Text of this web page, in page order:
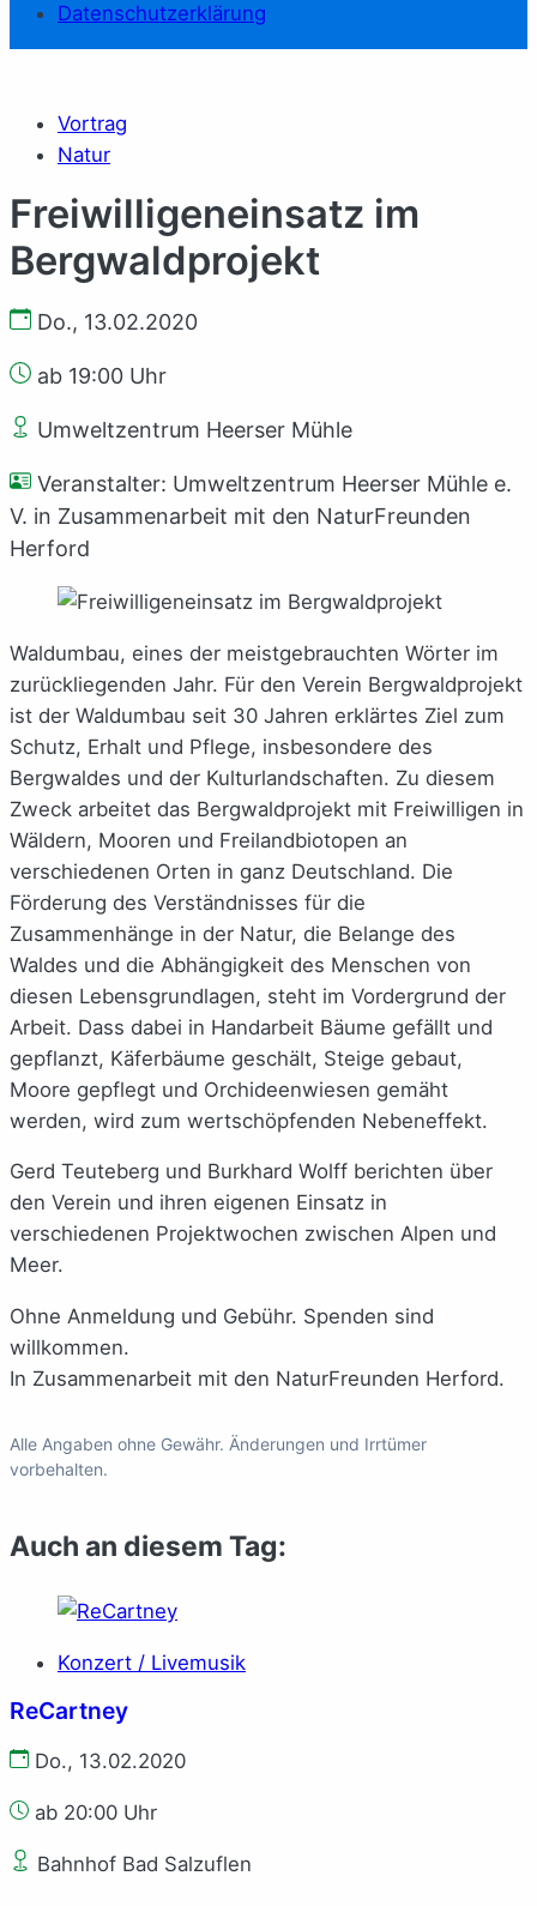
Datenschutzerklärung
Vortrag
Natur
Freiwilligeneinsatz im
Bergwaldprojekt
Do., 13.02.2020
ab 19:00 Uhr
Umweltzentrum Heerser Mühle
Veranstalter: Umweltzentrum Heerser Mühle e.
V. in Zusammenarbeit mit den NaturFreunden
Herford
Waldumbau, eines der meistgebrauchten Wörter im
zurückliegenden Jahr. Für den Verein Bergwaldprojekt
ist der Waldumbau seit 30 Jahren erklärtes Ziel zum
Schutz, Erhalt und Pflege, insbesondere des
Bergwaldes und der Kulturlandschaften. Zu diesem
Zweck arbeitet das Bergwaldprojekt mit Freiwilligen in
Wäldern, Mooren und Freilandbiotopen an
verschiedenen Orten in ganz Deutschland. Die
Förderung des Verständnisses für die
Zusammenhänge in der Natur, die Belange des
Waldes und die Abhängigkeit des Menschen von
diesen Lebensgrundlagen, steht im Vordergrund der
Arbeit. Dass dabei in Handarbeit Bäume gefällt und
gepflanzt, Käferbäume geschält, Steige gebaut,
Moore gepflegt und Orchideenwiesen gemäht
werden, wird zum wertschöpfenden Nebeneffekt.
Gerd Teuteberg und Burkhard Wolff berichten über
den Verein und ihren eigenen Einsatz in
verschiedenen Projektwochen zwischen Alpen und
Meer.
Ohne Anmeldung und Gebühr. Spenden sind
willkommen.
In Zusammenarbeit mit den NaturFreunden Herford.
Alle Angaben ohne Gewähr. Änderungen und Irrtümer
vorbehalten.
Auch an diesem Tag:
Konzert / Livemusik
ReCartney
Do., 13.02.2020
ab 20:00 Uhr
Bahnhof Bad Salzuflen